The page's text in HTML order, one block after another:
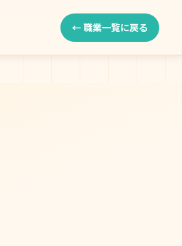
← 職業一覧に戻る